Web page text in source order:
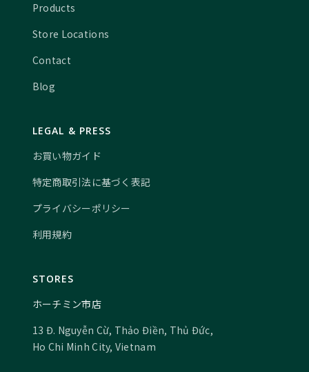
Products
Store Locations
Contact
Blog
LEGAL & PRESS
お買い物ガイド
特定商取引法に基づく表記
プライバシーポリシー
利用規約
STORES
ホーチミン市店
13 Đ. Nguyễn Cừ, Thảo Điền, Thủ Đức,
Ho Chi Minh City, Vietnam